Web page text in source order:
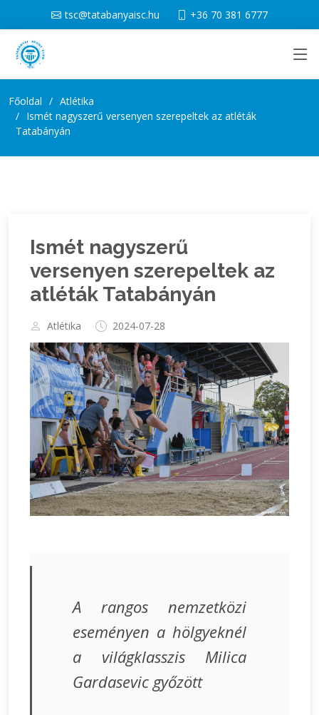
tsc@tatabanyaisc.hu +36 70 381 6777
Főoldal
Atlétika
Ismét nagyszerű versenyen szerepeltek az atléták
Tatabányán
Ismét nagyszerű
versenyen szerepeltek az
atléták Tatabányán
Atlétika 2024-07-28
A rangos nemzetközi
eseményen a hölgyeknél
a világklasszis Milica
Gardasevic győzött